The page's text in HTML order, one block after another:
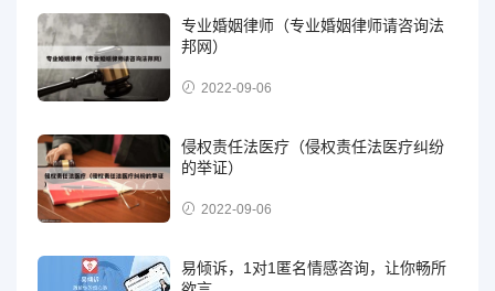
专业婚姻律师（专业婚姻律师请咨询法
邦网）
2022-09-06
侵权责任法医疗（侵权责任法医疗纠纷
的举证）
2022-09-06
易倾诉，1对1匿名情感咨询，让你畅所